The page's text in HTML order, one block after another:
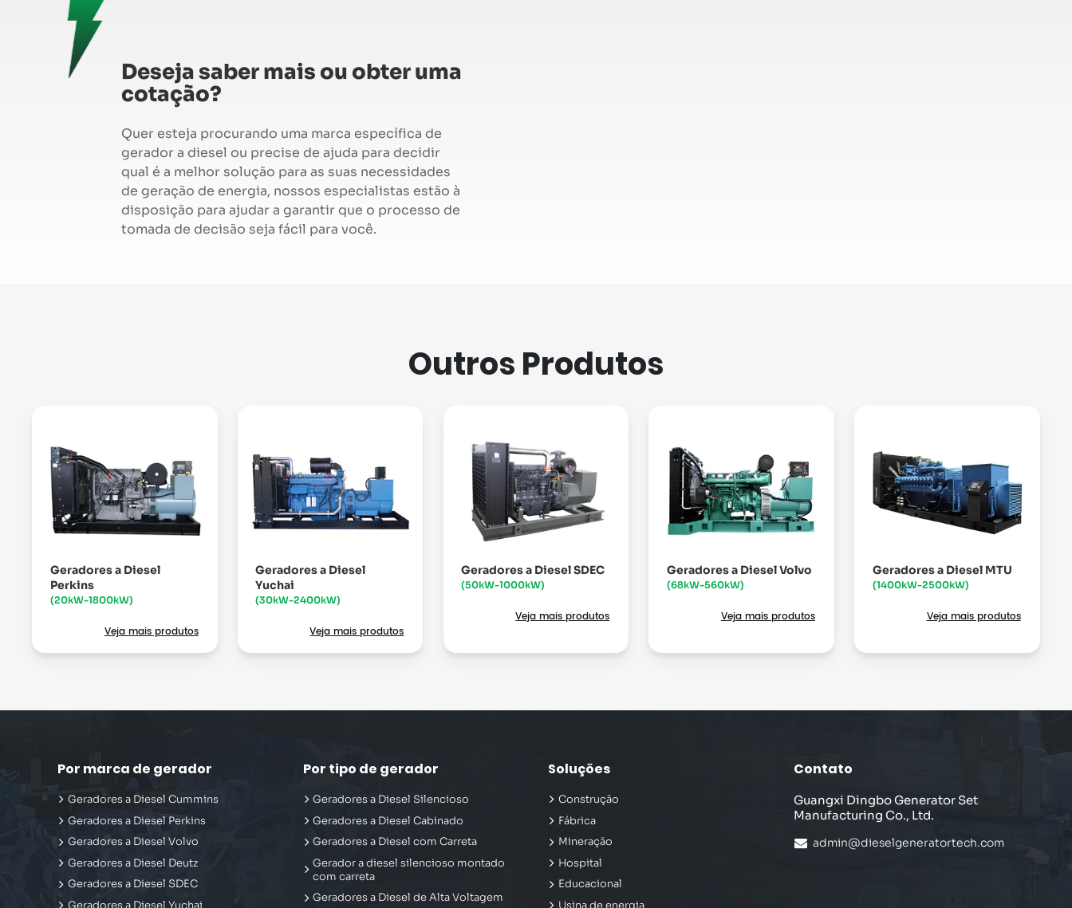
Deseja saber mais ou obter uma
cotação?
Quer esteja procurando uma marca específica de
gerador a diesel ou precise de ajuda para decidir
qual é a melhor solução para as suas necessidades
de geração de energia, nossos especialistas estão à
disposição para ajudar a garantir que o processo de
tomada de decisão seja fácil para você.
Outros Produtos
Geradores a Diesel
Perkins
(20kW-1800kW)
Veja mais produtos
Geradores a Diesel
Yuchai
(30kW-2400kW)
Veja mais produtos
Geradores a Diesel SDEC
(50kW-1000kW)
Veja mais produtos
Geradores a Diesel Volvo
(68kW-560kW)
Veja mais produtos
Geradores a Diesel MTU
(1400kW-2500kW)
Veja mais produtos
Por marca de gerador
Geradores a Diesel Cummins
Geradores a Diesel Perkins
Geradores a Diesel Volvo
Geradores a Diesel Deutz
Geradores a Diesel SDEC
Por tipo de gerador
Geradores a Diesel Silencioso
Geradores a Diesel Cabinado
Geradores a Diesel com Carreta
Gerador a diesel silencioso montado
com carreta
Geradores a Diesel de Alta Voltagem
Soluções
Construção
Fábrica
Mineração
Hospital
Educacional
Contato
Guangxi Dingbo Generator Set
Manufacturing Co., Ltd.
admin@dieselgeneratortech.com